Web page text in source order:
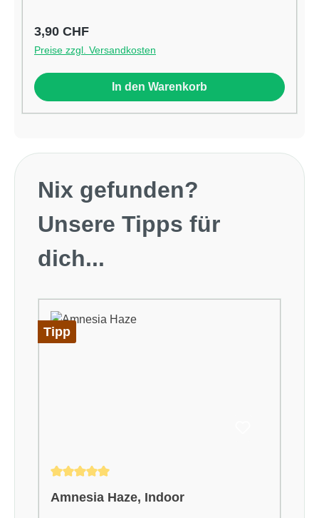
Regulärer Preis:
3,90 CHF
Preise zzgl. Versandkosten
In den Warenkorb
Produktgalerie überspringen
Nix gefunden?
Unsere Tipps für
dich...
Tipp
Amnesia Haze, Indoor